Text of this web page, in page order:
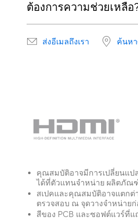
ต้องการความช่วยเหลือ
ส่งอีเมลถึงเรา ค้นหา
คุณสมบัติอาจมีการเปลี่ยนแป
ได้ที่ตัวแทนจำหน่าย ผลิตภัณ
สเปคและคุณสมบัติอาจแตกต่
ตรวจสอบ ณ จุดวางจำหน่าย
สีของ PCB และซอฟต์แวร์ที่